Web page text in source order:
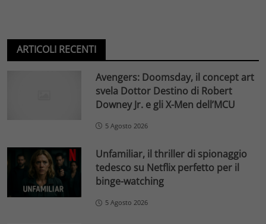
ARTICOLI RECENTI
Avengers: Doomsday, il concept art
svela Dottor Destino di Robert
Downey Jr. e gli X-Men dell’MCU
5 Agosto 2026
Unfamiliar, il thriller di spionaggio
tedesco su Netflix perfetto per il
binge-watching
5 Agosto 2026